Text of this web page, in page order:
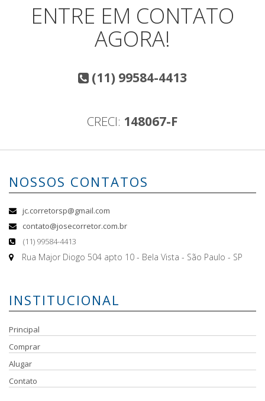
ENTRE EM CONTATO
AGORA!
(11) 99584-4413
CRECI: 148067-F
NOSSOS CONTATOS
jc.corretorsp@gmail.com
contato@josecorretor.com.br
(11) 99584-4413
Rua Major Diogo 504 apto 10 - Bela Vista - São Paulo - SP
INSTITUCIONAL
Principal
Comprar
Alugar
Contato